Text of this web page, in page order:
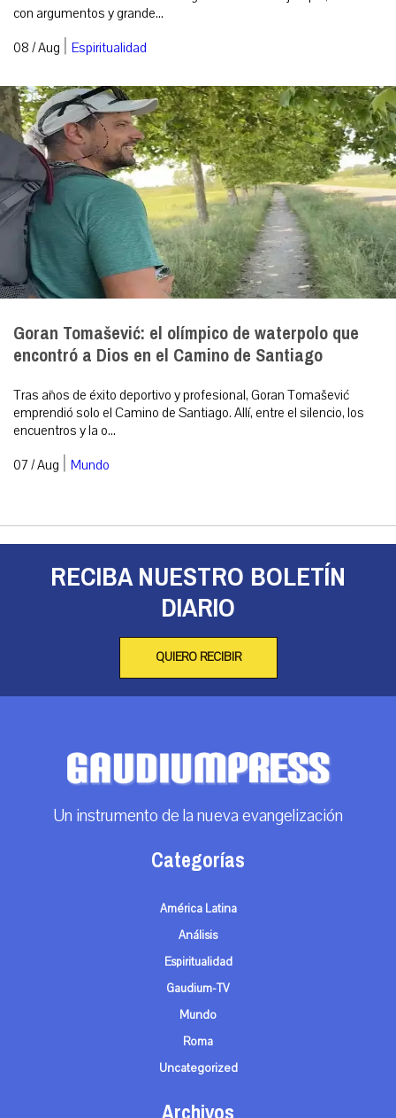
con argumentos y grande...
08 / Aug | Espiritualidad
Goran Tomašević: el olímpico de waterpolo que
encontró a Dios en el Camino de Santiago
Tras años de éxito deportivo y profesional, Goran Tomašević
emprendió solo el Camino de Santiago. Allí, entre el silencio, los
encuentros y la o...
07 / Aug | Mundo
RECIBA NUESTRO BOLETÍN
DIARIO
QUIERO RECIBIR
Un instrumento de la nueva evangelización
Categorías
América Latina
Análisis
Espiritualidad
Gaudium-TV
Mundo
Roma
Uncategorized